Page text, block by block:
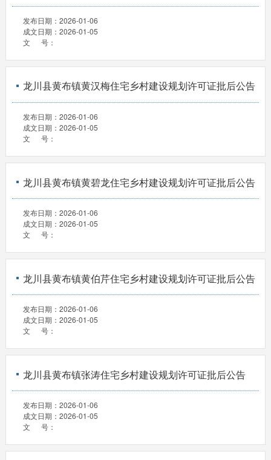
发布日期： 2026-01-06
成文日期： 2026-01-05
文 号：
龙川县黄布镇黄汉梅住宅乡村建设规划许可证批后公告
发布日期： 2026-01-06
成文日期： 2026-01-05
文 号：
龙川县黄布镇黄碧龙住宅乡村建设规划许可证批后公告
发布日期： 2026-01-06
成文日期： 2026-01-05
文 号：
龙川县黄布镇黄伯芹住宅乡村建设规划许可证批后公告
发布日期： 2026-01-06
成文日期： 2026-01-05
文 号：
龙川县黄布镇张涛住宅乡村建设规划许可证批后公告
发布日期： 2026-01-06
成文日期： 2026-01-05
文 号：